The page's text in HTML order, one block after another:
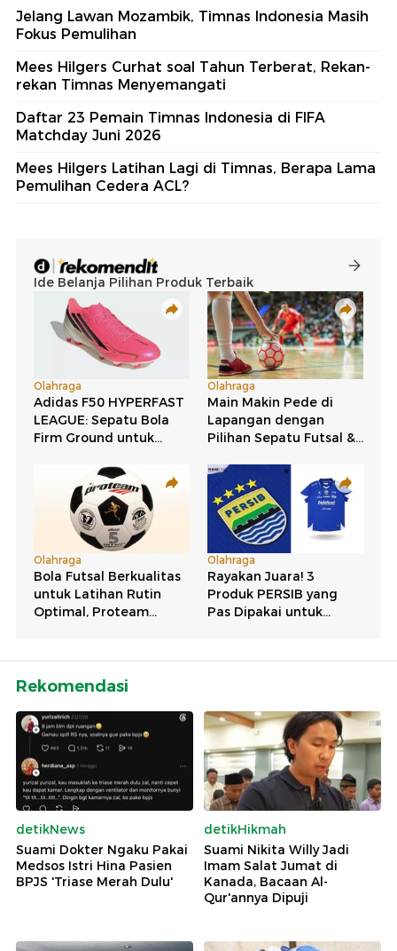
Jelang Lawan Mozambik, Timnas Indonesia Masih
Fokus Pemulihan
Mees Hilgers Curhat soal Tahun Terberat, Rekan-
rekan Timnas Menyemangati
Daftar 23 Pemain Timnas Indonesia di FIFA
Matchday Juni 2026
Mees Hilgers Latihan Lagi di Timnas, Berapa Lama
Pemulihan Cedera ACL?
Rekomendasi
detikNews
Suami Dokter Ngaku Pakai
Medsos Istri Hina Pasien
BPJS 'Triase Merah Dulu'
detikHikmah
Suami Nikita Willy Jadi
Imam Salat Jumat di
Kanada, Bacaan Al-
Qur'annya Dipuji